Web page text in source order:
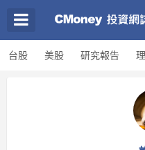
台股 美股 研究報告